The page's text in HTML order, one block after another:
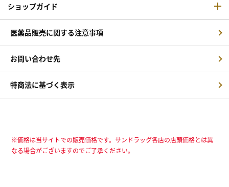
ショップガイド
医薬品販売に関する注意事項
お問い合わせ先
特商法に基づく表示
※価格は当サイトでの販売価格です。サンドラッグ各店の店頭価格とは異
なる場合がございますのでご了承ください。